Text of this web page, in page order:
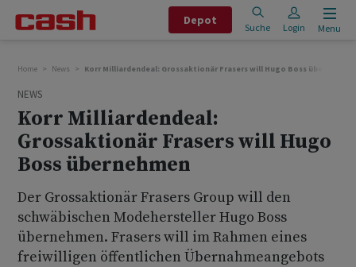
Depot
Suche Login Menu
Home News Korr Milliardendeal: Grossaktionär Frasers will Hugo Boss übernehmen
NEWS
Korr Milliardendeal:
Grossaktionär Frasers will Hugo
Boss übernehmen
Der Grossaktionär Frasers Group will den
schwäbischen Modehersteller Hugo Boss
übernehmen. Frasers will im Rahmen eines
freiwilligen öffentlichen Übernahmeangebots